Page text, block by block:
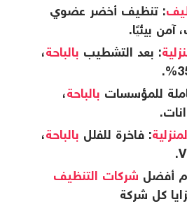
: تنظيف أخضر عضوي
آمن بيئيًا.
: بعد التشطيب بالباحة،
للمؤسسات بالباحة،
: فاخرة للفلل بالباحة،
أفضل شركات التنظيف
كل شركة